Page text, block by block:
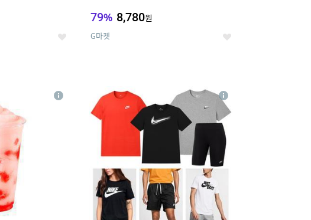
좋
79% 8,780원
G마켓 좋
상 상
세